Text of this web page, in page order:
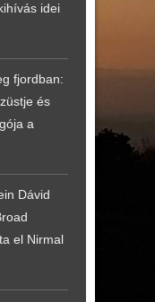
idei
fjordban:
és
a
Dávid
el Nirmal